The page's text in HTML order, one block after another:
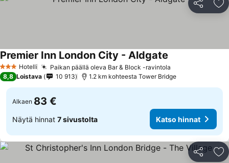
Jaa
3 Tähtiluokitus
Hotelli Paikan päällä oleva Bar & Block -ravintola
Premier Inn London City - Aldgate
8,8 Loistava 10 913 1.2 km kohteesta Tower Bridge
Alkaen 83 €
Näytä hinnat 7 sivustolta Katso hinnat
Jaa